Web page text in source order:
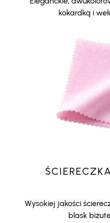
kokardką i
Wysokiej jakości
blask